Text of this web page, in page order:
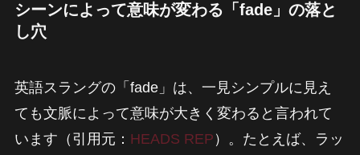
シーンによって意味が変わる「fade」の落と
し穴
英語スラングの「fade」は、一見シンプルに見え
ても文脈によって意味が大きく変わると言われて
います（引用元： HEADS REP ）。たとえば、ラッ